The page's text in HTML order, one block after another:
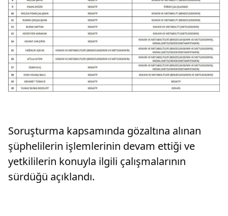
Soruşturma kapsamında gözaltına alınan
şüphelilerin işlemlerinin devam ettiği ve
yetkililerin konuyla ilgili çalışmalarının
sürdüğü açıklandı.